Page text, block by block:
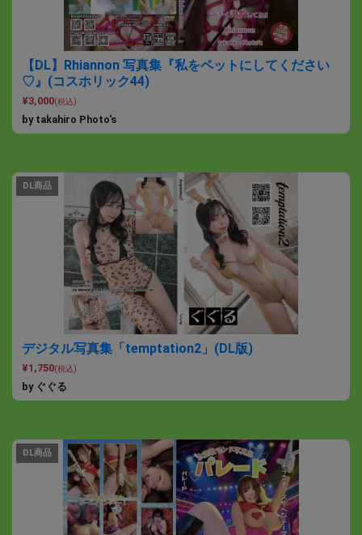
【DL】Rhiannon 写真集『私をペットにしてください
♡』(コスホリック44)
¥3,000(税込)
by takahiro Photo's
DL商品
デジタル写真集「temptation2」(DL版)
¥1,750(税込)
by ぐぐる
DL商品